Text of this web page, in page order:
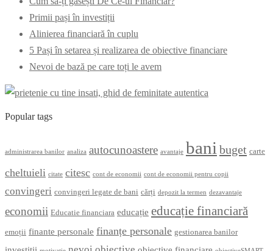
Primii pași în investiții
Alinierea financiară în cuplu
5 Pași în setarea și realizarea de obiective financiare
Nevoi de bază pe care toți le avem
Popular tags
administrarea banilor analiza autocunoastere avantaje bani buget carte
cheltuieli citate citesc cont de economii cont de economii pentru copii
convingeri convingeri legate de bani cărți depozit la termen dezavantaje
economii Educatie financiara educație educație financiară
emoții finante personale finanțe personale gestionarea banilor